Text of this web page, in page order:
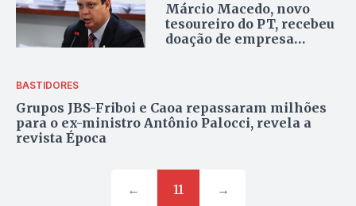
Márcio Macedo, novo
tesoureiro do PT, recebeu
doação de empresa
BASTIDORES
Grupos JBS-Friboi e Caoa repassaram milhões
para o ex-ministro Antônio Palocci, revela a
revista Época
← 11 →